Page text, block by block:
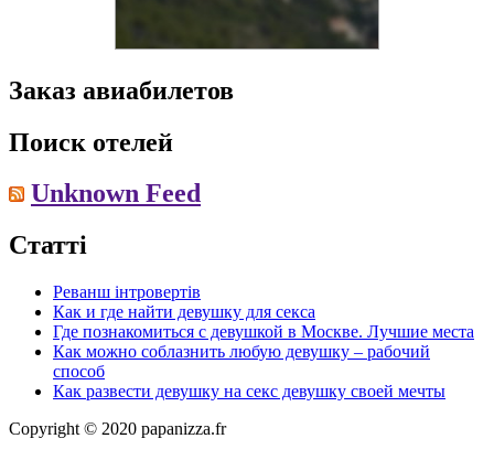
Заказ авиабилетов
Поиск отелей
Unknown Feed
Статті
Реванш інтровертів
Как и где найти девушку для секса
Где познакомиться с девушкой в Москве. Лучшие места
Как можно соблазнить любую девушку – рабочий
способ
Как развести девушку на секс девушку своей мечты
Copyright © 2020 papanizza.fr